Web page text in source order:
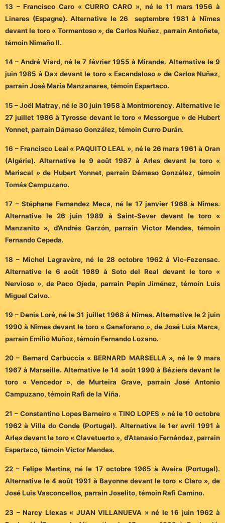
13 – Francisco Caro « CURRO CARO », né le 11 mars 1956 à
Linares (Espagne). Alternative le 26 septembre 1981 à Nîmes
devant le toro « Tormentoso », de Carlos Nuñez, parrain Antoñete,
témoin Nimeño II.
14 – André Viard, né le 7 février 1955 à Mirande. Alternative le 9
juin 1985 à Dax devant le toro « Escandaloso » de Carlos Nuñez,
parrain José María Manzanares, témoin Espartaco.
15 – Joël Matray, né le 30 juin 1958 à Montmorency. Alternative le
27 juillet 1986 à Tyrosse devant le toro « Messorgue » de Hubert
Yonnet, parrain Dámaso González, témoin Curro Durán.
16 – Francisco Leal « PAQUITO LEAL », né le 26 mars 1961 à Oran
(Algérie). Alternative le 9 août 1987 à Arles devant le toro «
Mariscal » de Hubert Yonnet, parrain Dámaso González, témoin
Tomás Campuzano.
17 – Stéphane Fernandez Meca, né le 17 janvier 1968 à Nîmes.
Alternative le 26 juin 1989 à Saint-Sever devant le toro «
Manzanito », d’Andrés Garzón, parrain Victor Mendes, témoin
Fernando Cepeda.
18 – Michel Lagravère, né le 28 octobre 1962 à Vic-Fezensac.
Alternative le 6 août 1989 à Soto del Real devant le toro «
Nervioso », de Paco Ojeda, parrain Pepín Jiménez, témoin Luis
Miguel Calvo.
19 – Denis Loré, né le 31 juillet 1968 à Nîmes. Alternative le 2 juin
1990 à Nîmes devant le toro « Ganaforano », de José Luis Marca,
parrain Emilio Muñoz, témoin Fernando Lozano.
20 – Bernard Carbuccia « BERNARD MARSELLA », né le 9 mars
1967 à Marseille. Alternative le 14 août 1990 à Béziers devant le
toro « Vencedor », de Murteira Grave, parrain José Antonio
Campuzano, témoin Rafi de la Viña.
21 – Constantino Lopes Barneiro « TINO LOPES » né le 10 octobre
1962 à Villa do Conde (Portugal). Alternative le 1er avril 1991 à
Arles devant le toro « Clavetuerto », d’Atanasio Fernández, parrain
Espartaco, témoin Victor Mendes.
22 – Felipe Martins, né le 17 octobre 1965 à Aveira (Portugal).
Alternative le 4 août 1991 à Bayonne devant le toro « Claro », de
José Luis Vasconcellos, parrain Joselito, témoin Rafi Camino.
23 – Narcy Llexas « JUAN VILLANUEVA » né le 16 juin 1962 à